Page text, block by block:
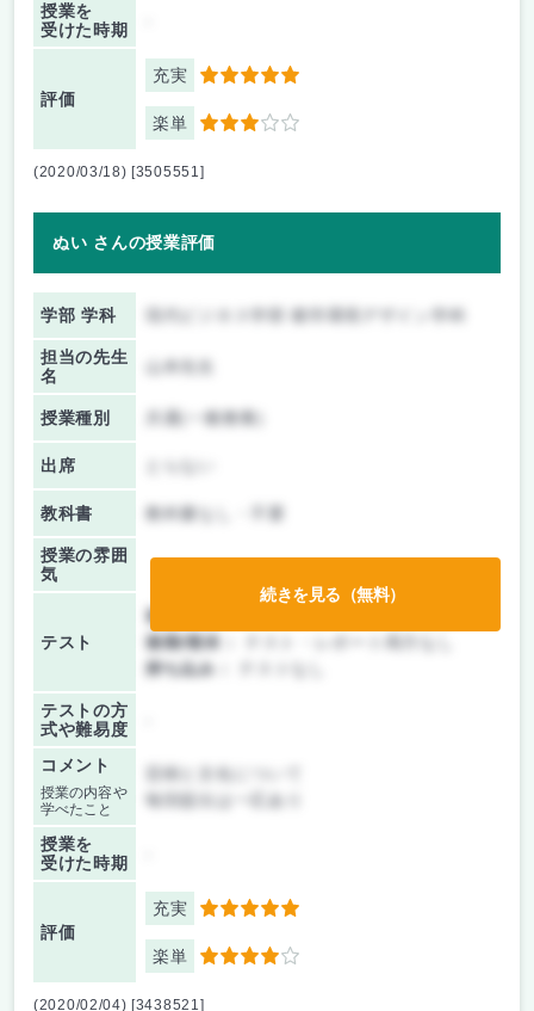
授業を
受けた時期
評価
充実 5
楽単 3
(2020/03/18) [3505551]
ぬい さんの授業評価
学部 学科
担当の先生
名
授業種別 共通(一般教養)
出席
教科書 教科書なし・不要
授業の雰囲
気
テスト
前期/中間：
後期/期末：
持ち込み：
テストの方
式や難易度
コメント
授業の内容や
学べたこと
毎回提出は一応あり
授業を
受けた時期
評価
充実 5
楽単 4
続きを見る（無料）
(2020/02/04) [3438521]